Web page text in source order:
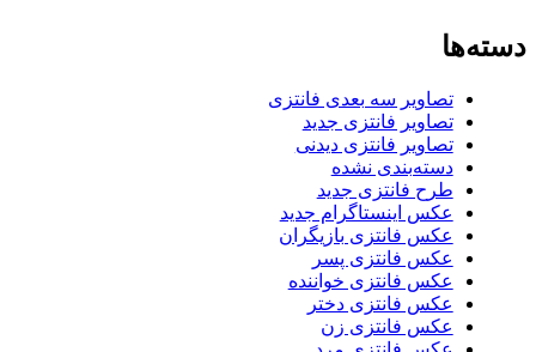
دسته‌ها
تصاویر سه بعدی فانتزی
تصاویر فانتزی جدید
تصاویر فانتزی دیدنی
دسته‌بندی نشده
طرح فانتزی جدید
عکس اینستاگرام جدید
عکس فانتزی بازیگران
عکس فانتزی پسر
عکس فانتزی خواننده
عکس فانتزی دختر
عکس فانتزی زن